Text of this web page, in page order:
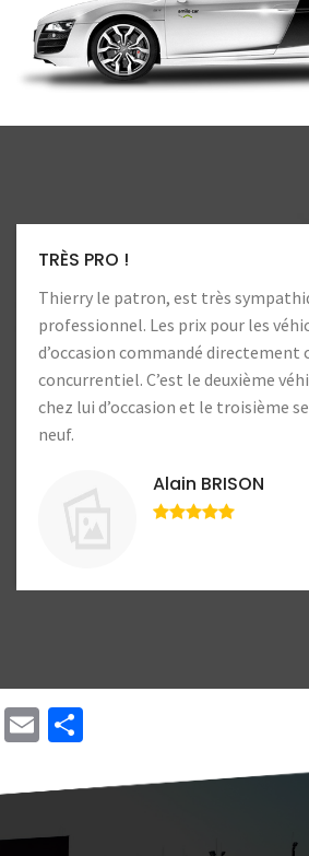
LA CONFIANCE
Toujours autant de
professionnels !
Lucien
Email